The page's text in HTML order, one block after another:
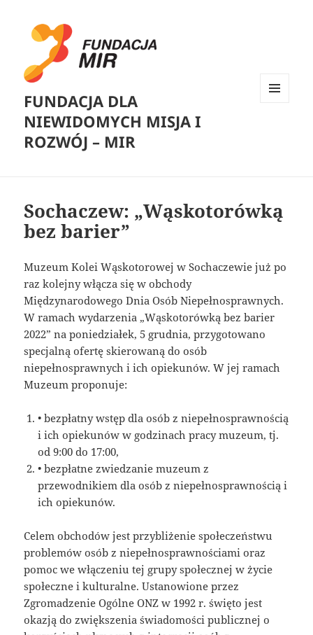
FUNDACJA DLA
NIEWIDOMYCH MISJA I
ROZWÓJ – MIR
Sochaczew: „Wąskotorówką
bez barier”
Muzeum Kolei Wąskotorowej w Sochaczewie już po
raz kolejny włącza się w obchody
Międzynarodowego Dnia Osób Niepełnosprawnych.
W ramach wydarzenia „Wąskotorówką bez barier
2022” na poniedziałek, 5 grudnia, przygotowano
specjalną ofertę skierowaną do osób
niepełnosprawnych i ich opiekunów. W jej ramach
Muzeum proponuje:
• bezpłatny wstęp dla osób z niepełnosprawnością
i ich opiekunów w godzinach pracy muzeum, tj.
od 9:00 do 17:00,
• bezpłatne zwiedzanie muzeum z
przewodnikiem dla osób z niepełnosprawnością i
ich opiekunów.
Celem obchodów jest przybliżenie społeczeństwu
problemów osób z niepełnosprawnościami oraz
pomoc we włączeniu tej grupy społecznej w życie
społeczne i kulturalne. Ustanowione przez
Zgromadzenie Ogólne ONZ w 1992 r. święto jest
okazją do zwiększenia świadomości publicznej o